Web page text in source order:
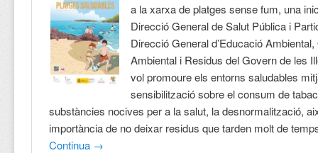
a la xarxa de platges sense fum, una
Direcció General de Salut Pública i
Direcció General d’Educació
Ambiental i Residus del Govern de les
vol promoure els entorns saludables
sensibilització sobre el consum de
substàncies nocives per a la salut, la desnormalització,
importància de no deixar residus que tarden molt de
Continua →